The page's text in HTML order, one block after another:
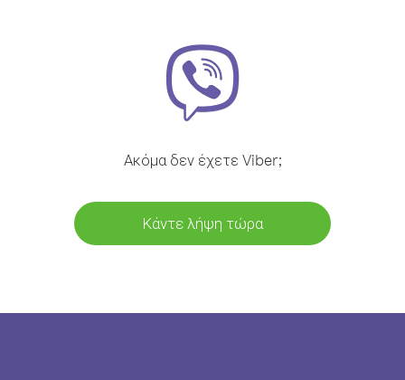
Ακόμα δεν έχετε Viber;
Κάντε λήψη τώρα